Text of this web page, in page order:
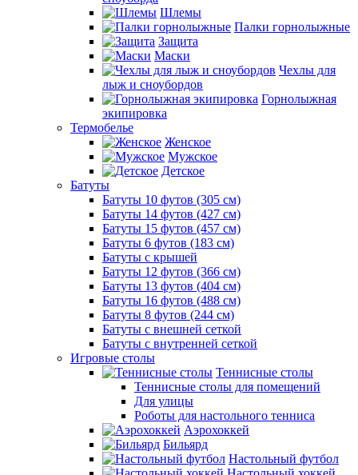
Шлемы
Палки горнолыжные
Защита
Маски
Чехлы для
лыж и сноубордов
Горнолыжная
экипировка
Термобелье
Женское
Мужское
Детское
Батуты
Батуты 10 футов (305 см)
Батуты 14 футов (427 см)
Батуты 15 футов (457 см)
Батуты 6 футов (183 см)
Батуты с крышей
Батуты 12 футов (366 см)
Батуты 13 футов (404 см)
Батуты 16 футов (488 см)
Батуты 8 футов (244 см)
Батуты с внешней сеткой
Батуты с внутренней сеткой
Игровые столы
Теннисные столы
Теннисные столы для помещений
Для улицы
Роботы для настольного тенниса
Аэрохоккей
Бильярд
Настольный футбол